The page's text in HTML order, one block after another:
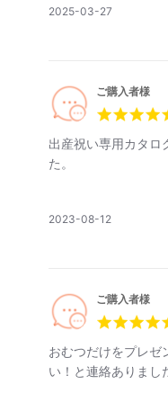
おむつもメモリ
モリアルグ
きます。
サイズ：
公
2025-03-27
ご購入者様
出産祝い専用カタロ
た。
公
2023-08-12
ご購入者様
おむつだけをプレゼ
い！と連絡ありまし